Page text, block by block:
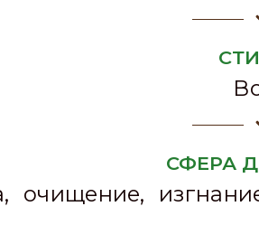
СФЕРА
очищение,